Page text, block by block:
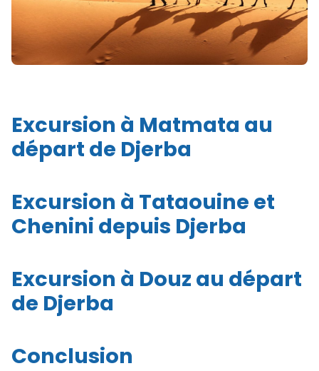
Excursion à Matmata au
départ de Djerba
Excursion à Tataouine et
Chenini depuis Djerba
Excursion à Douz au départ
de Djerba
Conclusion